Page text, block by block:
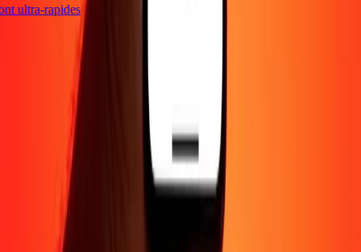
ultra-rapides
Blog
Envoyer de l'argent en
Entreprise Devenir agent
Devenir affilié
Politique de confidentialité
Avis sur les cookies
Promotion Prévention de la fraudeCentre d'aide
d'accessibilité
Suivez-nous